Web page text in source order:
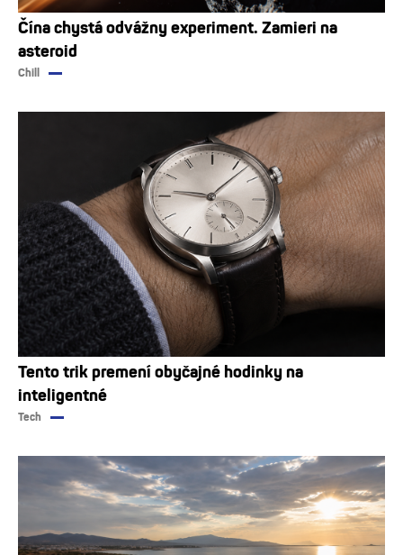
Čína chystá odvážny experiment. Zamieri na
asteroid
Chill
Tento trik premení obyčajné hodinky na
inteligentné
Tech